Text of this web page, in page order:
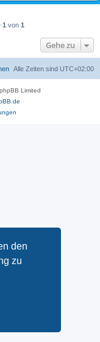
den
zu
1 von 1
Gehe zu
Alle Zeiten sind UTC+02:00
Limited